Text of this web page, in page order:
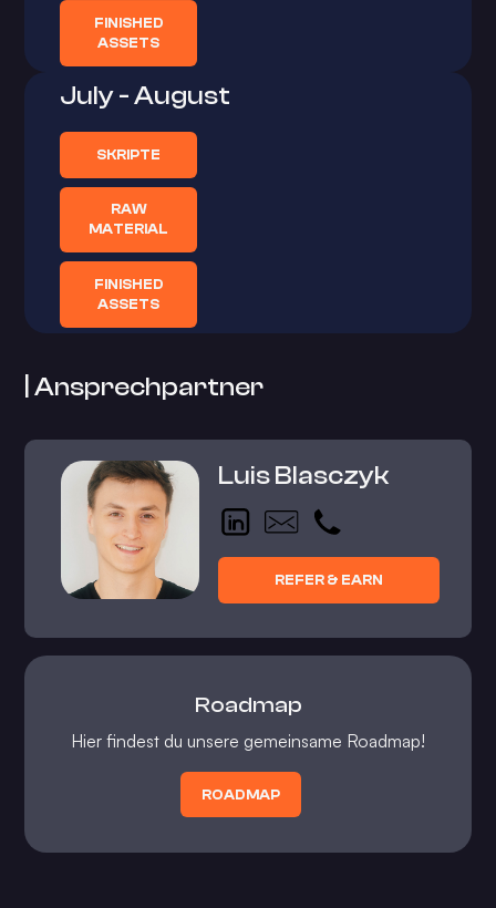
FINISHED
ASSETS
July - August
SKRIPTE
RAW
MATERIAL
FINISHED
ASSETS
| Ansprechpartner
Luis Blasczyk
REFER & EARN
Roadmap
Hier findest du unsere gemeinsame Roadmap!
ROADMAP